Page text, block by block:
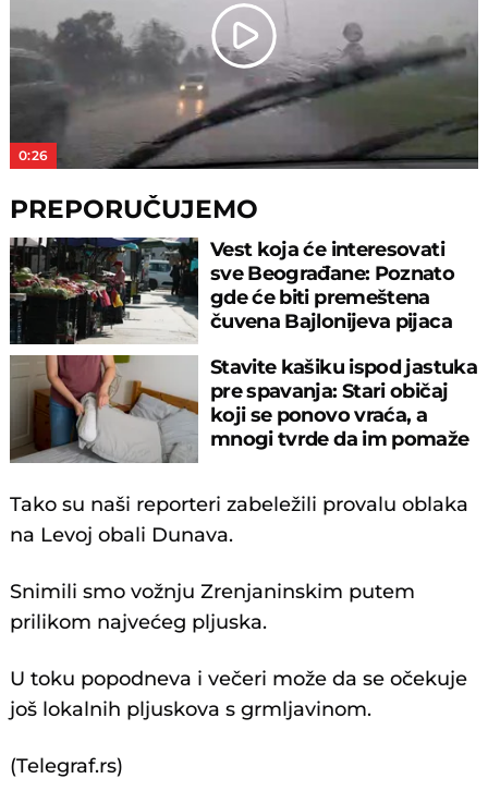
Play
Video
0:26
PREPORUČUJEMO
Vest koja će interesovati
sve Beograđane: Poznato
gde će biti premeštena
čuvena Bajlonijeva pijaca
Stavite kašiku ispod jastuka
pre spavanja: Stari običaj
koji se ponovo vraća, a
mnogi tvrde da im pomaže
Tako su naši reporteri zabeležili provalu oblaka
na Levoj obali Dunava.
Snimili smo vožnju Zrenjaninskim putem
prilikom najvećeg pljuska.
U toku popodneva i večeri može da se očekuje
još lokalnih pljuskova s grmljavinom.
(Telegraf.rs)